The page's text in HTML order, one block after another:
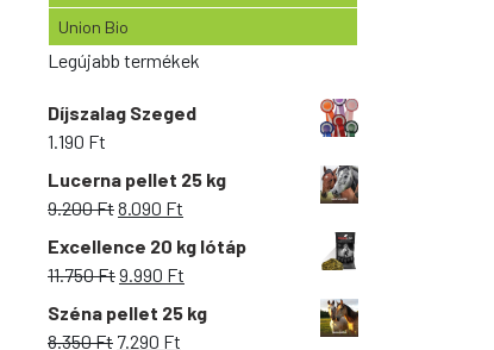
Union Bio
Legújabb termékek
Díjszalag Szeged
1.190 Ft
Lucerna pellet 25 kg
9.200FtOriginal
price
was:
9.200 Ft.
8.090 Ft
price
is:
8.090 Ft.
Excellence 20 kg lótáp
11.750FtOriginal
price
was:
9.990 Ft
price
is:
Széna pellet 25 kg
8.350Ft Original
7.290 Ft